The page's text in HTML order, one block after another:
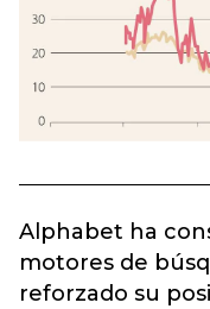
Alphabet ha
motores de
reforzado su